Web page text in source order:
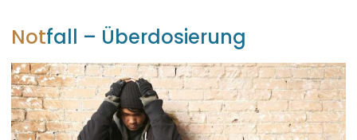
Notfall – Überdosierung